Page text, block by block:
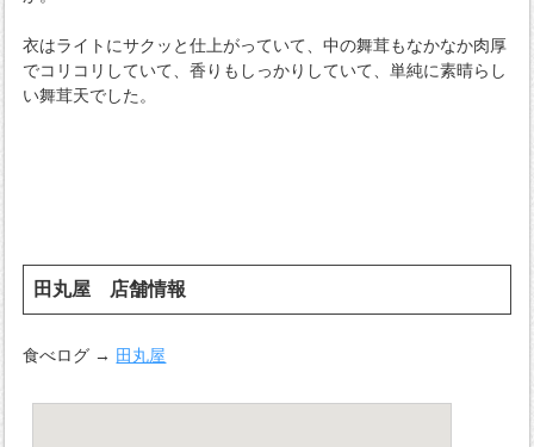
衣はライトにサクッと仕上がっていて、中の舞茸もなかなか肉厚
でコリコリしていて、香りもしっかりしていて、単純に素晴らし
い舞茸天でした。
田丸屋 店舗情報
食べログ → 田丸屋